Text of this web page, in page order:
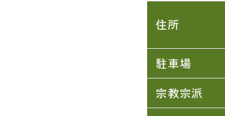
住所
駐車場
宗教宗派